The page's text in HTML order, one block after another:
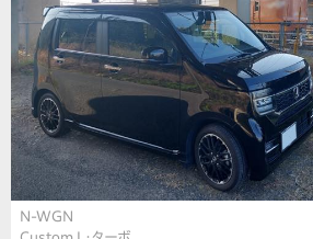
N-WGN